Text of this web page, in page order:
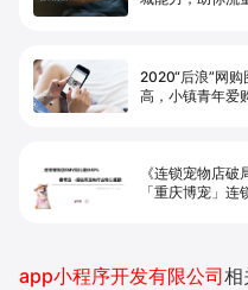
2020“后浪”网
高，小镇青年爱
《连锁宠物店破
「重庆博宠」
app小程序开发有限公司相